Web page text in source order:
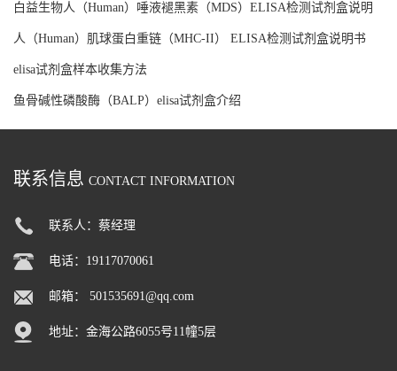
白益生物人（Human）唾液褪黑素（MDS）ELISA检测试剂盒说明
书
人（Human）肌球蛋白重链（MHC-II） ELISA检测试剂盒说明书
elisa试剂盒样本收集方法
鱼骨碱性磷酸酶（BALP）elisa试剂盒介绍
联系信息 CONTACT INFORMATION
联系人：蔡经理
电话：19117070061
邮箱： 501535691@qq.com
地址：金海公路6055号11幢5层